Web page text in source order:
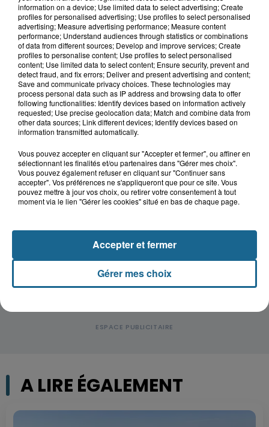
Saint-Omer : un enfant gravement brûlé
après l'explosion d'un jouet...
Hazebrouck : victime d'un accident,
Lucas s'en est allé brutalement...
Valérie, 46 ans, portée disparue
depuis mardi à Dunkerque, sa...
Disparition inquiétante à Cappelle-
la-Grande : Michael, 41 ans...
A LIRE ÉGALEMENT
information on a device; Use limited data to select advertising; Create
profiles for personalised advertising; Use profiles to select personalised
advertising; Measure advertising performance; Measure content
performance; Understand audiences through statistics or combinations
of data from different sources; Develop and improve services; Create
profiles to personalise content; Use profiles to select personalised
content; Use limited data to select content; Ensure security, prevent and
detect fraud, and fix errors; Deliver and present advertising and content;
Save and communicate privacy choices. These technologies may
process personal data such as IP address and browsing data to offer
following functionalities: Identify devices based on information actively
requested; Use precise geolocation data; Match and combine data from
other data sources; Link different devices; Identify devices based on
information transmitted automatically.
Vous pouvez accepter en cliquant sur "Accepter et fermer", ou affiner en
sélectionnant les finalités et/ou partenaires dans "Gérer mes choix".
Vous pouvez également refuser en cliquant sur "Continuer sans
accepter". Vos préférences ne s'appliqueront que pour ce site. Vous
pouvez mettre à jour vos choix, ou retirer votre consentement à tout
moment via le lien "Gérer les cookies" situé en bas de chaque page.
Gérer mes choix
Accepter et fermer